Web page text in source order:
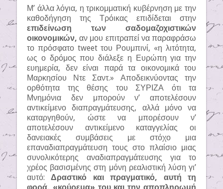
Μ’ άλλα λόγια, η τρικομματική κυβέρνηση με την
καθοδήγηση της Τρόικας επιδίδεται στην
επιδείνωση των σαδομαζοχιστικών
οικονομικών,αν μου επιτραπεί να παραφράσω
το πρόσφατο tweet του Ρουμπινί, «η λιτότητα,
ως ο δρόμος που διάλεξε η Ευρώπη για την
ευημερία, δεν είναι παρά τα οικονομικά του
Μαρκησίου Ντε Σαντ.» Αποδεικνύοντας την
ορθότητα της θέσης του ΣΥΡΙΖΑ ότι τα
Μνημόνια δεν μπορούν ν’ αποτελέσουν
αντικείμενο διαπραγμάτευσης, αλλά μόνο να
καταργηθούν, ώστε να μπορέσουν ν’
αποτελέσουν αντικείμενο καταγγελίας οι
δανειακές συμβάσεις με στόχο μια
επαναδιαπραγμάτευση τους στο πλαίσιο μιας
συνολικότερης αναδιαπραγμάτευσης για το
χρέος βασισμένης στη μόνη ρεαλιστική λύση γι’
αυτό:Δραστικό και πραγματικό, αυτή τη